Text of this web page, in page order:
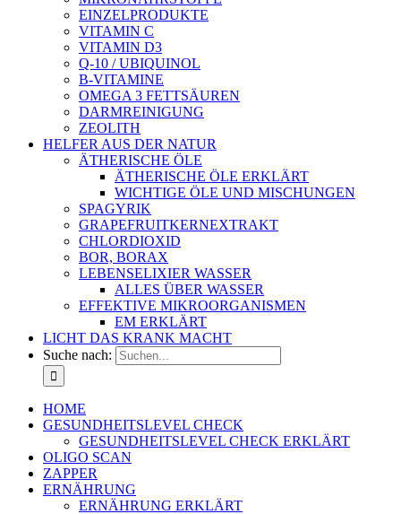
EINZELPRODUKTE
VITAMIN C
VITAMIN D3
Q-10 / UBIQUINOL
B-VITAMINE
OMEGA 3 FETTSÄUREN
DARMREINIGUNG
ZEOLITH
HELFER AUS DER NATUR
ÄTHERISCHE ÖLE
ÄTHERISCHE ÖLE ERKLÄRT
WICHTIGE ÖLE UND MISCHUNGEN
SPAGYRIK
GRAPEFRUITKERNEXTRAKT
CHLORDIOXID
BOR, BORAX
LEBENSELIXIER WASSER
ALLES ÜBER WASSER
EFFEKTIVE MIKROORGANISMEN
EM ERKLÄRT
LICHT DAS KRANK MACHT
Suche nach:
HOME
GESUNDHEITSLEVEL CHECK
GESUNDHEITSLEVEL CHECK ERKLÄRT
OLIGO SCAN
ZAPPER
ERNÄHRUNG
ERNÄHRUNG ERKLÄRT